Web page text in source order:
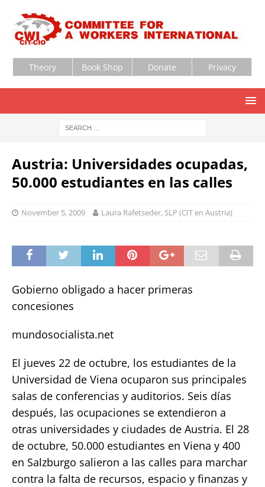
Theory Book Shop Donate Privacy
Austria: Universidades ocupadas,
50.000 estudiantes en las calles
November 5, 2009 Laura Rafetseder, SLP (CIT en Austria)
Gobierno obligado a hacer primeras
concesiones
mundosocialista.net
El jueves 22 de octubre, los estudiantes de la
Universidad de Viena ocuparon sus principales
salas de conferencias y auditorios. Seis días
después, las ocupaciones se extendieron a
otras universidades y ciudades de Austria. El 28
de octubre, 50.000 estudiantes en Viena y 400
en Salzburgo salieron a las calles para marchar
contra la falta de recursos, espacio y finanzas y